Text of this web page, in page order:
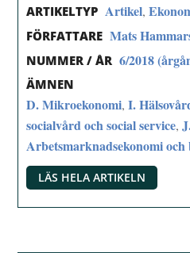
ARTIKELTYP Artikel,
FÖRFATTARE Mats
NUMMER / ÅR 6/2018
ÄMNEN
D. Mikroekonomi,I.
socialvård och social service,
Arbetsmarknadsekonomi
LÄS HELA ARTIKELN